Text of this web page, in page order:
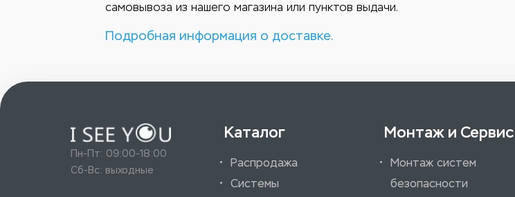
самовывоза из нашего магазина или пунктов выдачи.
Подробная информация о доставке.
Пн-Пт: 09:00-18:00
Сб-Вс: выходные
Каталог
Распродажа
Системы
Монтаж и Сервис
Монтаж систем
безопасности